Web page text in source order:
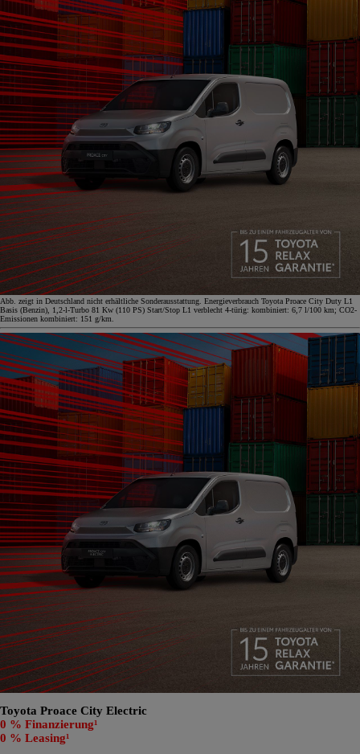
Abb. zeigt in Deutschland nicht erhältliche Sonderausstattung. Energieverbrauch Toyota Proace City Duty L1
Basis (Benzin), 1,2-l-Turbo 81 Kw (110 PS) Start/Stop L1 verblecht 4-türig: kombiniert: 6,7 l/100 km; CO2-
Emissionen kombiniert: 151 g/km.
Toyota Proace City Electric
0 % Finanzierung¹
0 % Leasing¹